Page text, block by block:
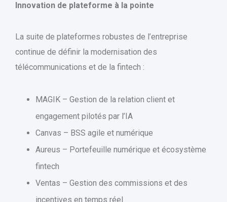
Innovation de plateforme à la pointe
La suite de plateformes robustes de l’entreprise
continue de définir la modernisation des
télécommunications et de la fintech :
MAGIK – Gestion de la relation client et
engagement pilotés par l’IA
Canvas – BSS agile et numérique
Aureus – Portefeuille numérique et écosystème
fintech
Ventas – Gestion des commissions et des
incentives en temps réel